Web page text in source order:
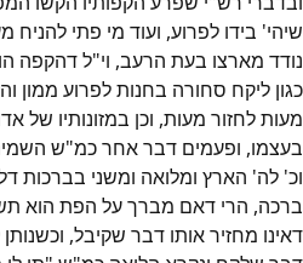
שיהי' בידו לפרוע, ועוד מי פתי להניח
נודד מארצו בעת הרעב, וי"ל דהקפה
כגון ליקח סחורה בחנות לפרוע ממון
מעות לחזור מעות, וכן במזונותיו של
בעצמו, ופעמים דבר אחר כמ"ש
וכ' לה' הארץ ומלואה ומשני בברכות
ברכה, הרי דאם מברך על הפת הוא
דאינו מחזיר אותו דבר שקיבל,